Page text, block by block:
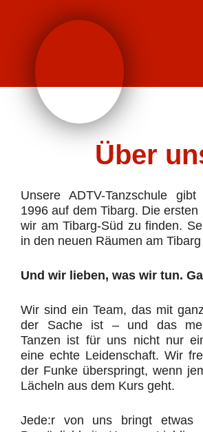
Über
Unsere ADTV-Tanzschule
1996 auf dem Tibarg. Die ersten
wir am Tibarg-Süd zu finden.
in den neuen Räumen am
Und wir lieben, was wir tun.
Wir sind ein Team, das mit
der Sache ist – und das
Tanzen ist für uns nicht nur
eine echte Leidenschaft. Wir
der Funke überspringt, wenn
Lächeln aus dem Kurs geht.
Jede:r von uns bringt etwas